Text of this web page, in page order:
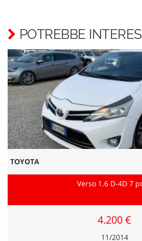
POTREBBE
TOYOTA
Verso 1.6 D-4D 7
4.200 €
11/2014